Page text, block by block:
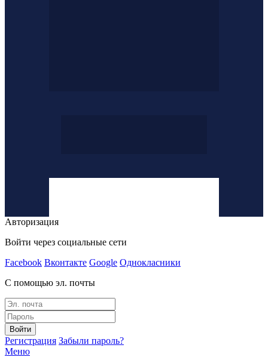
Авторизация
Войти через социальные сети
Facebook Вконтакте Google Однокласники
С помощью эл. почты
Войти
Регистрация Забыли пароль?
Меню